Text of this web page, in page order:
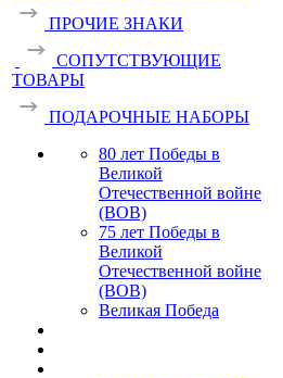
ПРОЧИЕ ЗНАКИ
СОПУТСТВУЮЩИЕ
ТОВАРЫ
ПОДАРОЧНЫЕ НАБОРЫ
80 лет Победы в
Великой
Отечественной войне
(ВОВ)
75 лет Победы в
Великой
Отечественной войне
(ВОВ)
Великая Победа